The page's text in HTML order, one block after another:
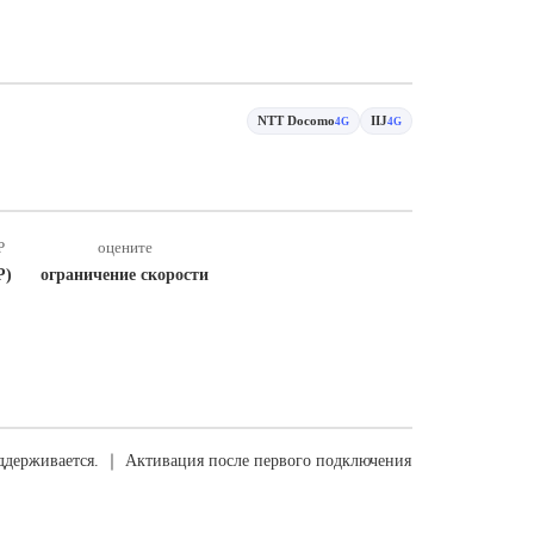
NTT Docomo4G IIJ4G
оцените
ограничение скорости
｜ Активация после первого подключения